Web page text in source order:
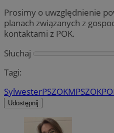
Prosimy o uwzględnienie
planach związanych z
kontaktami z POK.
Słuchaj
Tagi:
SylwesterPSZOKMPSZOK
Udostępnij